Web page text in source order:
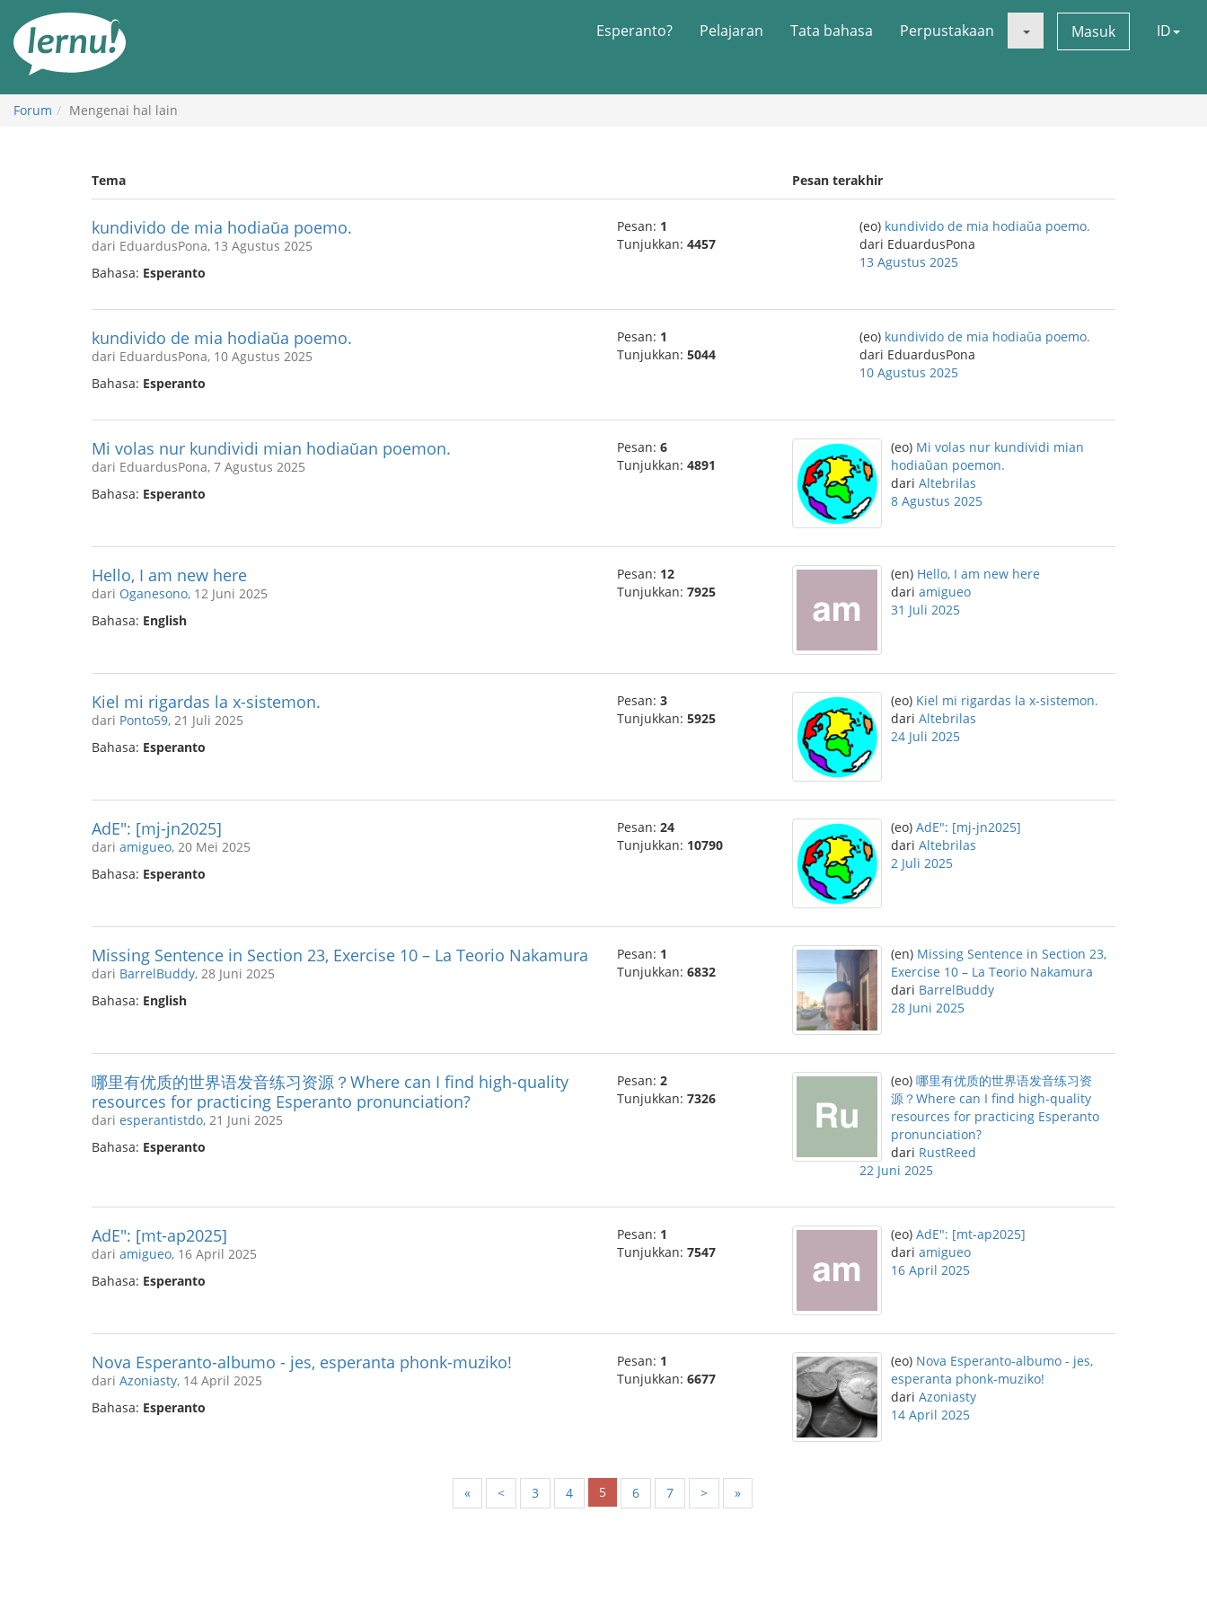
daftar
Esperanto? Pelajaran Tata bahasa Perpustakaan Masuk ID
Forum Mengenai hal lain
Tema Pesan terakhir
kundivido de mia hodiaŭa poemo.
dari EduardusPona, 13 Agustus 2025
Bahasa: Esperanto
Pesan: 1
Tunjukkan: 4457
(eo) kundivido de mia hodiaŭa poemo.
dari EduardusPona
13 Agustus 2025
kundivido de mia hodiaŭa poemo.
dari EduardusPona, 10 Agustus 2025
Bahasa: Esperanto
Pesan: 1
Tunjukkan: 5044
(eo) kundivido de mia hodiaŭa poemo.
dari EduardusPona
10 Agustus 2025
Mi volas nur kundividi mian hodiaŭan poemon.
dari EduardusPona, 7 Agustus 2025
Bahasa: Esperanto
Pesan: 6
Tunjukkan: 4891
(eo) Mi volas nur kundividi mian
hodiaŭan poemon.
dari Altebrilas
8 Agustus 2025
Hello, I am new here
dari Oganesono, 12 Juni 2025
Bahasa: English
Pesan: 12
Tunjukkan: 7925
(en) Hello, I am new here
dari amigueo
31 Juli 2025
Kiel mi rigardas la x-sistemon.
dari Ponto59, 21 Juli 2025
Bahasa: Esperanto
Pesan: 3
Tunjukkan: 5925
(eo) Kiel mi rigardas la x-sistemon.
dari Altebrilas
24 Juli 2025
AdE": [mj-jn2025]
dari amigueo, 20 Mei 2025
Bahasa: Esperanto
Pesan: 24
Tunjukkan: 10790
(eo) AdE": [mj-jn2025]
dari Altebrilas
2 Juli 2025
Missing Sentence in Section 23, Exercise 10 – La Teorio Nakamura
dari BarrelBuddy, 28 Juni 2025
Bahasa: English
Pesan: 1
Tunjukkan: 6832
(en) Missing Sentence in Section 23,
Exercise 10 – La Teorio Nakamura
dari BarrelBuddy
28 Juni 2025
哪里有优质的世界语发音练习资源？Where can I find high-quality
resources for practicing Esperanto pronunciation?
dari esperantistdo, 21 Juni 2025
Bahasa: Esperanto
Pesan: 2
Tunjukkan: 7326
(eo) 哪里有优质的世界语发音练习资
源？Where can I find high-quality
resources for practicing Esperanto
pronunciation?
dari RustReed
22 Juni 2025
AdE": [mt-ap2025]
dari amigueo, 16 April 2025
Bahasa: Esperanto
Pesan: 1
Tunjukkan: 7547
(eo) AdE": [mt-ap2025]
dari amigueo
16 April 2025
Nova Esperanto-albumo - jes, esperanta phonk-muziko!
dari Azoniasty, 14 April 2025
Bahasa: Esperanto
Pesan: 1
Tunjukkan: 6677
(eo) Nova Esperanto-albumo - jes,
esperanta phonk-muziko!
dari Azoniasty
14 April 2025
« < 3 4 5 6 7 > »